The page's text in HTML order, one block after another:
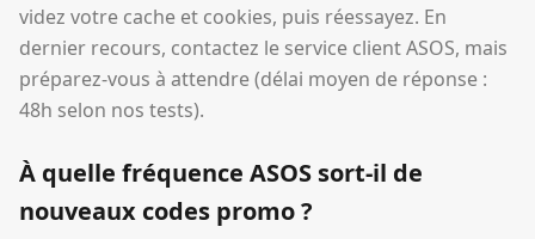
videz votre cache et cookies, puis réessayez. En
dernier recours, contactez le service client ASOS, mais
préparez-vous à attendre (délai moyen de réponse :
48h selon nos tests).
À quelle fréquence ASOS sort-il de
nouveaux codes promo ?